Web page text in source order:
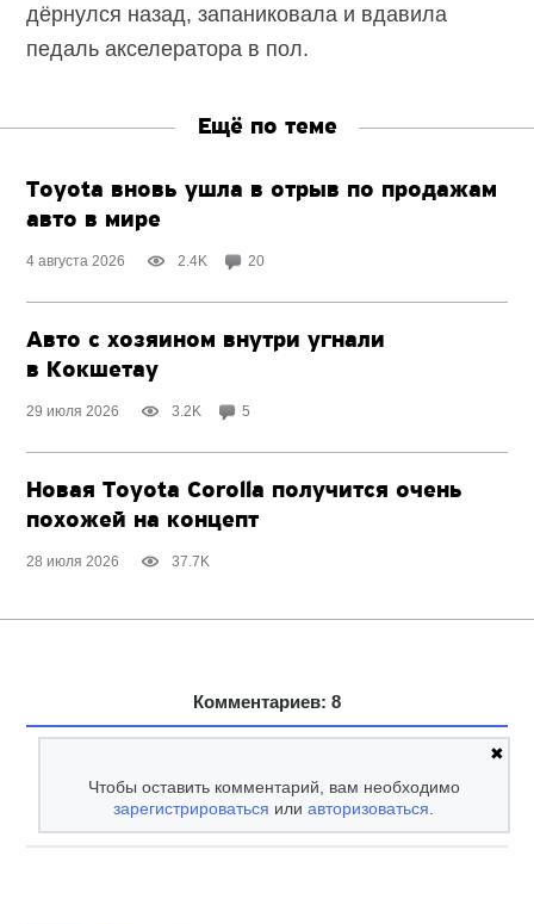
дёрнулся назад, запаниковала и вдавила
педаль акселератора в пол.
Ещё по теме
Toyota вновь ушла в отрыв по продажам
авто в мире
4 августа 2026 2.4K 20
Авто с хозяином внутри угнали
в Кокшетау
29 июля 2026 3.2K 5
Новая Toyota Corolla получится очень
похожей на концепт
28 июля 2026 37.7K
Комментариев: 8
✖
Чтобы оставить комментарий, вам необходимо
зарегистрироваться илиавторизоваться.